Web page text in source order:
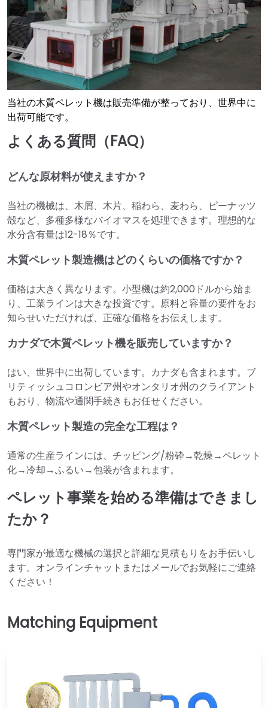
当社の木質ペレット機は販売準備が整っており、世界中に
出荷可能です。
よくある質問（FAQ）
どんな原材料が使えますか？
当社の機械は、木屑、木片、稲わら、麦わら、ピーナッツ
殻など、多種多様なバイオマスを処理できます。理想的な
水分含有量は12-18％です。
木質ペレット製造機はどのくらいの価格ですか？
価格は大きく異なります。小型機は約2,000ドルから始ま
り、工業ラインは大きな投資です。原料と容量の要件をお
知らせいただければ、正確な価格をお伝えします。
カナダで木質ペレット機を販売していますか？
はい、世界中に出荷しています。カナダも含まれます。ブ
リティッシュコロンビア州やオンタリオ州のクライアント
もおり、物流や通関手続きもお任せください。
木質ペレット製造の完全な工程は？
通常の生産ラインには、チッピング/粉砕→乾燥→ペレット
化→冷却→ふるい→包装が含まれます。
ペレット事業を始める準備はできまし
たか？
専門家が最適な機械の選択と詳細な見積もりをお手伝いし
ます。オンラインチャットまたはメールでお気軽にご連絡
ください！